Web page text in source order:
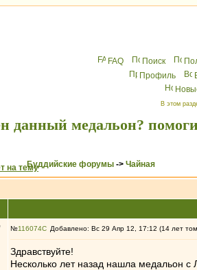
FAQ Поиск
Профиль
В этом
данный медальон?
Буддийские форумы -> Чайная
№116074 Добавлено: Вс 29 Апр 12, 17:12 (14 лет
Здравствуйте!
Несколько лет назад нашла медальон